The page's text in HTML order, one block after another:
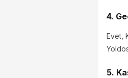
4.
Evet,
5.